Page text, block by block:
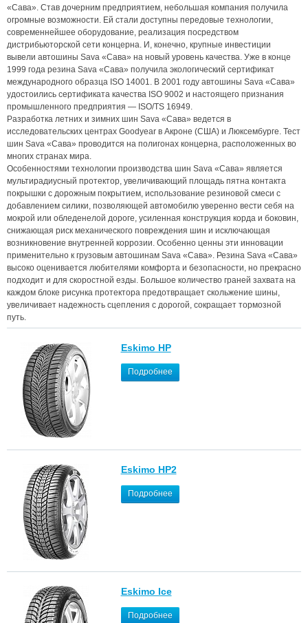
«Сава». Став дочерним предприятием, небольшая компания получила
огромные возможности. Ей стали доступны передовые технологии,
современнейшее оборудование, реализация посредством
дистрибьюторской сети концерна. И, конечно, крупные инвестиции
вывели автошины Sava «Сава» на новый уровень качества. Уже в конце
1999 года резина Sava «Сава» получила экологический сертификат
международного образца ISO 14001. В 2001 году автошины Sava «Сава»
удостоились сертификата качества ISO 9002 и настоящего признания
промышленного предприятия — ISO/TS 16949.
Разработка летних и зимних шин Sava «Сава» ведется в
исследовательских центрах Goodyear в Акроне (США) и Люксембурге. Тест
шин Sava «Сава» проводится на полигонах концерна, расположенных во
многих странах мира.
Особенностями технологии производства шин Sava «Сава» является
мультирадиусный протектор, увеличивающий площадь пятна контакта
покрышки с дорожным покрытием, использование резиновой смеси с
добавлением силики, позволяющей автомобилю уверенно вести себя на
мокрой или обледенелой дороге, усиленная конструкция корда и боковин,
снижающая риск механического повреждения шин и исключающая
возникновение внутренней коррозии. Особенно ценны эти инновации
применительно к грузовым автошинам Sava «Сава». Резина Sava «Сава»
высоко оценивается любителями комфорта и безопасности, но прекрасно
подходит и для скоростной езды. Большое количество граней захвата на
каждом блоке рисунка протектора предотвращает скольжение шины,
увеличивает надежность сцепления с дорогой, сокращает тормозной
путь.
Eskimo HP
Подробнее
Eskimo HP2
Подробнее
Eskimo Ice
Подробнее